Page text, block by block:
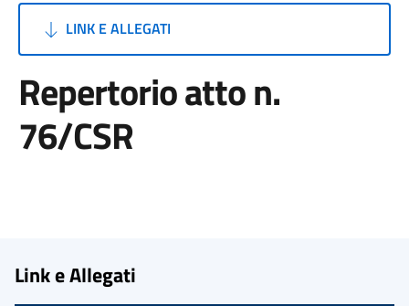
LINK E ALLEGATI
Repertorio atto n.
76/CSR
Link e Allegati